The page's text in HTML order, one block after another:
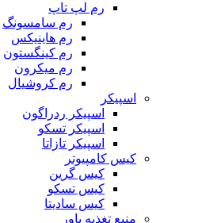
رم لپ تاپ
رم سامسونگ
رم هاینیکس
رم کینگستون
رم میکرون
رم کروشیال
اسپیکر
اسپیکر ردراگون
اسپیکر تسکو
اسپیکر تازاتا
کیس کامپیوتر
کیس گرین
کیس تسکو
کیس سادیتا
منبع تغذیه‌ پاور